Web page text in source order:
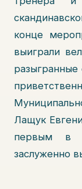
конце
выиграли
разыгранные
Лащук
первым в
заслуженно